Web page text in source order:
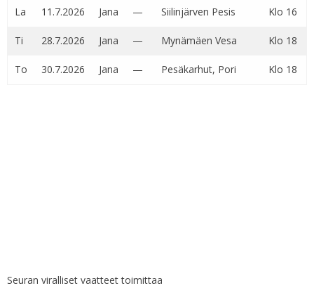
La 11.7.2026 Jana — Siilinjärven Pesis Klo 16
Ti 28.7.2026 Jana — Mynämäen Vesa Klo 18
To 30.7.2026 Jana — Pesäkarhut, Pori Klo 18
Seuran viralliset vaatteet toimittaa